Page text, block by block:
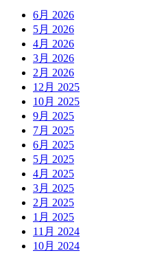
6月 2026
5月 2026
4月 2026
3月 2026
2月 2026
12月 2025
10月 2025
9月 2025
7月 2025
6月 2025
5月 2025
4月 2025
3月 2025
2月 2025
1月 2025
11月 2024
10月 2024